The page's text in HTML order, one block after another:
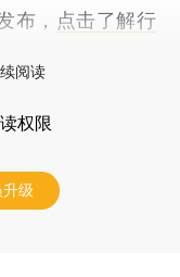
， 点击了解行
阅读
权限
级